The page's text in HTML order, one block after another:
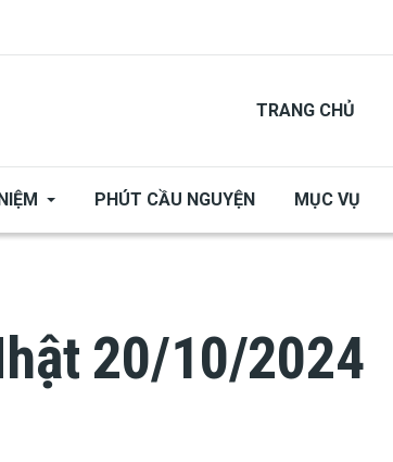
TRANG CHỦ
PHÚT CẦU NGUYỆN MỤC VỤ
20/10/2024